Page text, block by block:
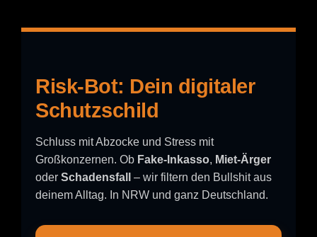
Risk-Bot: Dein digitaler
Schutzschild
Schluss mit Abzocke und Stress mit
Großkonzernen. Ob Fake-Inkasso, Miet-Ärger
oder Schadensfall
– wir filtern den Bullshit aus
deinem Alltag. In NRW und ganz Deutschland.